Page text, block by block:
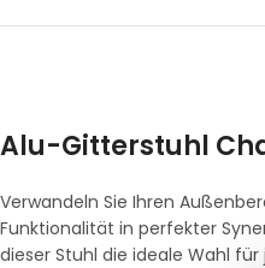
Alu-Gitterstuhl
Verwandeln Sie Ihren
Funktionalität in perfekter
dieser Stuhl die ideale Wahl für